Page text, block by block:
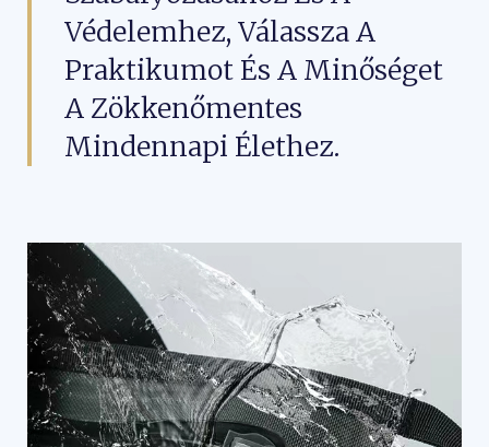
Védelemhez, Válassza A
Praktikumot És A Minőséget
A Zökkenőmentes
Mindennapi Élethez.